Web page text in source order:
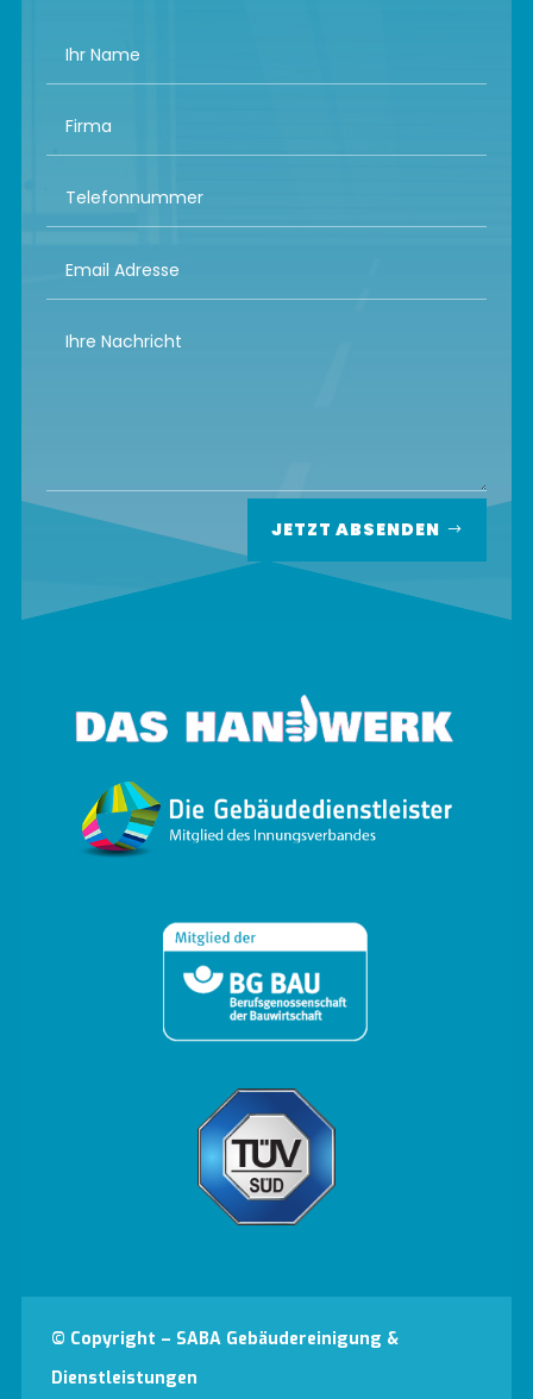
JETZT ABSENDEN
© Copyright – SABA Gebäudereinigung &
Dienstleistungen